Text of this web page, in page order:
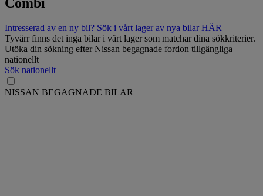
Intresserad av en ny bil? Sök i vårt lager av nya bilar HÄR
Tyvärr finns det inga bilar i vårt lager som matchar dina sökkriterier.
Utöka din sökning efter Nissan begagnade fordon tillgängliga
nationellt
Sök nationellt
NISSAN BEGAGNADE BILAR